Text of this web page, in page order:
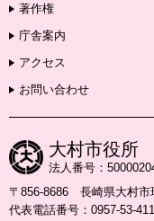
著作権
庁舎案内
アクセス
お問い合わせ
大村市役所
法人番号：
〒856-8686 長崎県大村市
代表電話番号：0957-53-